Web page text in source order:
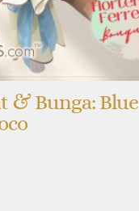
& Bunga: Blue